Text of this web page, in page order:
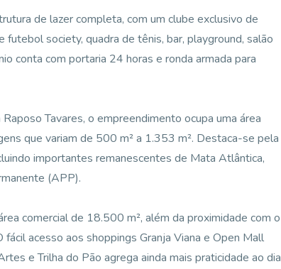
de lazer completa, com um clube exclusivo de
society, quadra de tênis, bar, playground, salão
conta com portaria 24 horas e ronda armada para
Tavares, o empreendimento ocupa uma área
que variam de 500 m² a 1.353 m². Destaca-se pela
importantes remanescentes de Mata Atlântica,
(APP).
comercial de 18.500 m², além da proximidade com o
acesso aos shoppings Granja Viana e Open Mall
e Trilha do Pão agrega ainda mais praticidade ao dia